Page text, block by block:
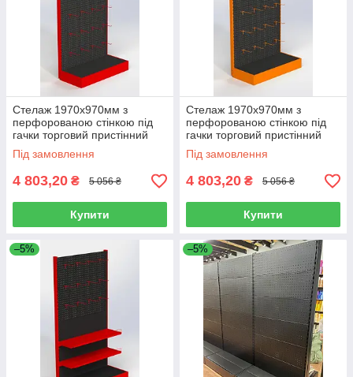
Стелаж 1970х970мм з
перфорованою стінкою під
гачки торговий пристінний
для магазину
Під замовлення
4 803,20 ₴ 5 056 ₴
Купити
Стелаж 1970х970мм з
перфорованою стінкою під
гачки торговий пристінний
для магазину
Під замовлення
4 803,20 ₴ 5 056 ₴
Купити
–5% –5%